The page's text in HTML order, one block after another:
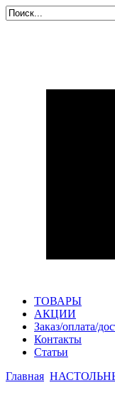
ТОВАРЫ
АКЦИИ
Заказ/оплата/
Контакты
Статьи
Главная